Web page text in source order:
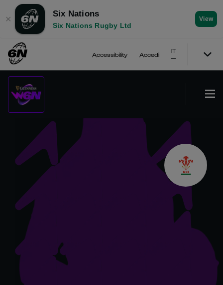
✕
Six Nations
Six Nations Rugby Ltd
View
Accessibility Accedi
IT